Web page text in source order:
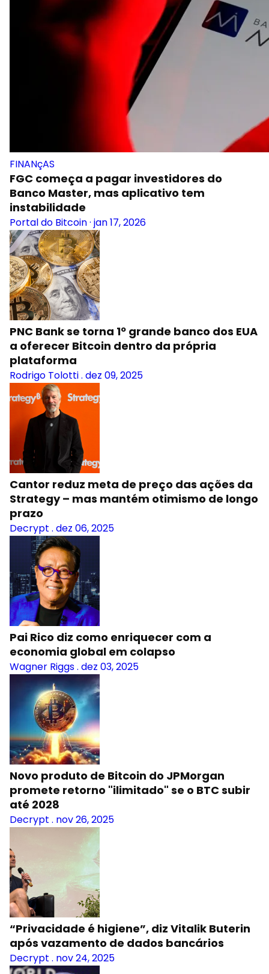
FINANçAS
FGC começa a pagar investidores do
Banco Master, mas aplicativo tem
instabilidade
Portal do Bitcoin· jan 17, 2026
PNC Bank se torna 1º grande banco dos EUA
a oferecer Bitcoin dentro da própria
plataforma
Rodrigo Tolotti. dez 09, 2025
Cantor reduz meta de preço das ações da
Strategy – mas mantém otimismo de longo
prazo
Decrypt . dez 06, 2025
Pai Rico diz como enriquecer com a
economia global em colapso
Wagner Riggs. dez 03, 2025
Novo produto de Bitcoin do JPMorgan
promete retorno "ilimitado" se o BTC subir
até 2028
Decrypt . nov 26, 2025
“Privacidade é higiene”, diz Vitalik Buterin
após vazamento de dados bancários
Decrypt . nov 24, 2025